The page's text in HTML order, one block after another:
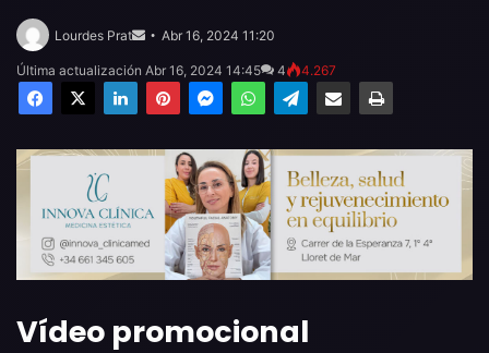
Lourdes Prat
email
Abr 16, 2024 11:20
Última actualización Abr 16, 2024 14:45 4 4.267
Facebook
X LinkedInPinterestMessengerWhatsAppTelegramCompartir por email Imprimir
Vídeo promocional